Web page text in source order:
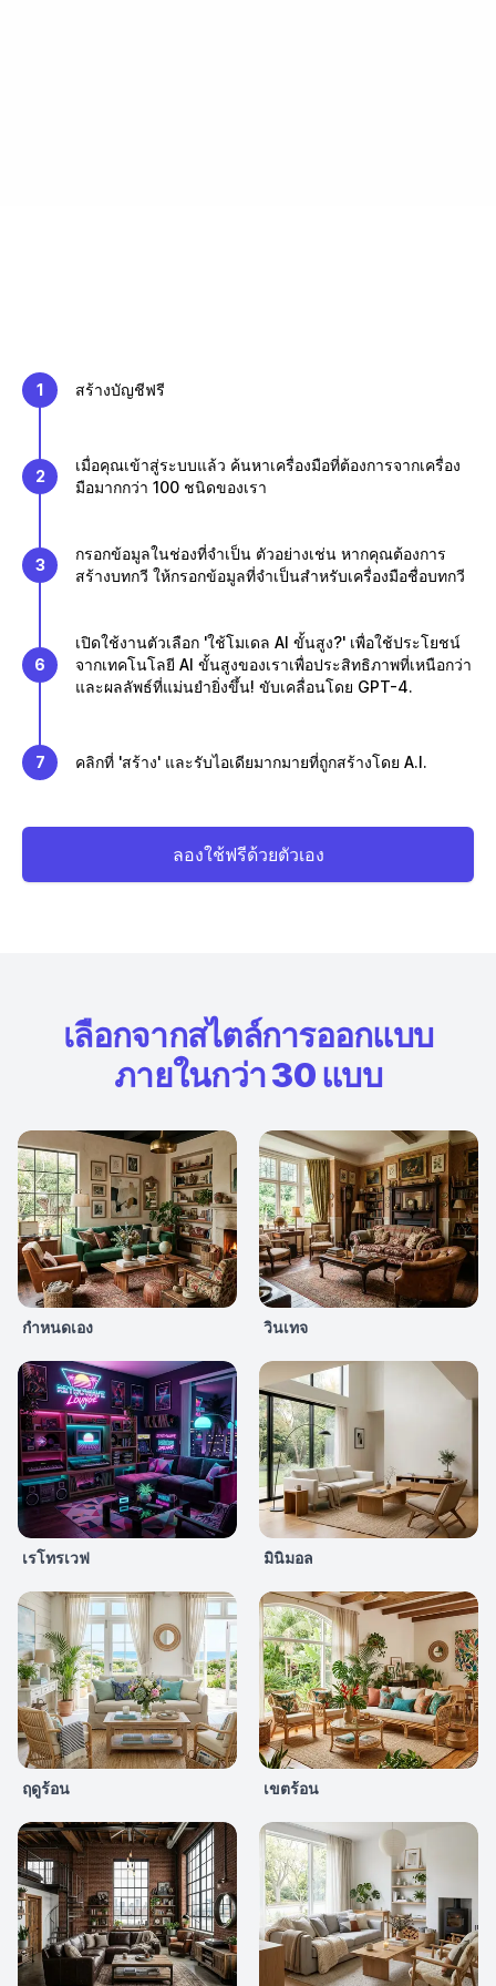
1 สร้างบัญชีฟรี
2
เมื่อคุณเข้าสู่ระบบแล้ว ค้นหาเครื่องมือที่ต้องการจากเครื่อง
มือมากกว่า 100 ชนิดของเรา
3
กรอกข้อมูลในช่องที่จำเป็น ตัวอย่างเช่น หากคุณต้องการ
สร้างบทกวี ให้กรอกข้อมูลที่จำเป็นสำหรับเครื่องมือชื่อบทกวี
6
เปิดใช้งานตัวเลือก 'ใช้โมเดล AI ขั้นสูง?' เพื่อใช้ประโยชน์
จากเทคโนโลยี AI ขั้นสูงของเราเพื่อประสิทธิภาพที่เหนือกว่า
และผลลัพธ์ที่แม่นยำยิ่งขึ้น! ขับเคลื่อนโดย GPT-4.
7 คลิกที่ 'สร้าง' และรับไอเดียมากมายที่ถูกสร้างโดย A.I.
ลองใช้ฟรีด้วยตัวเอง
เลือกจากสไตล์การออกแบบ
ภายในกว่า 30 แบบ
กำหนดเอง วินเทจ
เรโทรเวฟ มินิมอล
ฤดูร้อน เขตร้อน